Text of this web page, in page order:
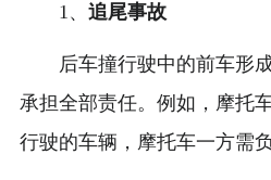
1、 追尾事故
后车撞行驶中的前车形
承担全部责任。例如，摩托
行驶的车辆，摩托车一方需负